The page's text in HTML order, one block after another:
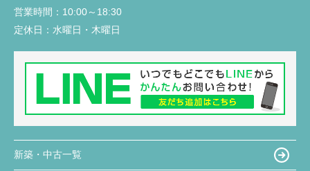
営業時間： 10:00～18:30
定休日： 水曜日・木曜日
新築・中古一覧